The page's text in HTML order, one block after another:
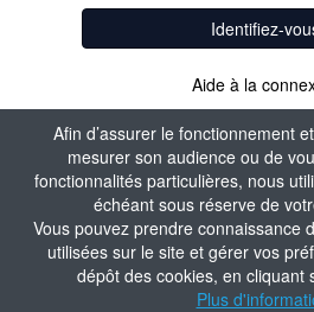
Afin d’assurer le fonctionnement
mesurer son audience ou de
fonctionnalités particulières, nous
échéant sous réserve de
Vous pouvez prendre connaissance
utilisées sur le site et gérer vos
dépôt des cookies, en cliquant
Plus
Identifiez-
Aide à la